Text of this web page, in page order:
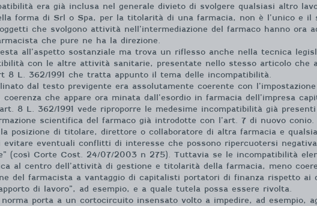
era già inclusa nel generale divieto di svolgere qualsiasi altro
forma di Srl o Spa, per la titolarità di una farmacia, non è l’unico e il
che svolgono attività nell’intermediazione del farmaco hanno ora
che pure ne ha la direzione.
all’aspetto sostanziale ma trova un riflesso anche nella tecnica
con le altre attività sanitarie, presentate nello stesso articolo che
8 L. 362/1991 che tratta appunto il tema delle incompatibilità.
dal testo previgente era assolutamente coerente con
che appare ora minata dall’esordio in farmacia dell’impresa
8 L. 362/1991 vede riproporre le medesime incompatibilità già
scientifica del farmaco già introdotte con l’art. 7 di nuovo conio.
posizione di titolare, direttore o collaboratore di altra farmacia e
eventuali conflitti di interesse che possono ripercuotersi
(così Corte Cost. 24/07/2003 n 275). Tuttavia se le incompatibilità
al centro dell’attività di gestione e titolarità della farmacia, meno
del farmacista a vantaggio di capitalisti portatori di finanza rispetto ai
di lavoro”, ad esempio, e a quale tutela possa essere rivolta.
porta a un cortocircuito insensato volto a impedire, ad esempio,